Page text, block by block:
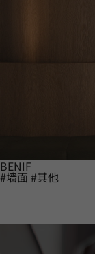
BENIF
#墙面 #其他